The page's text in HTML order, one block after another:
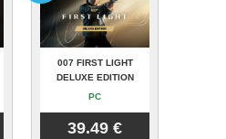
007 FIRST LIGHT
DELUXE EDITION
PC
39.49 €